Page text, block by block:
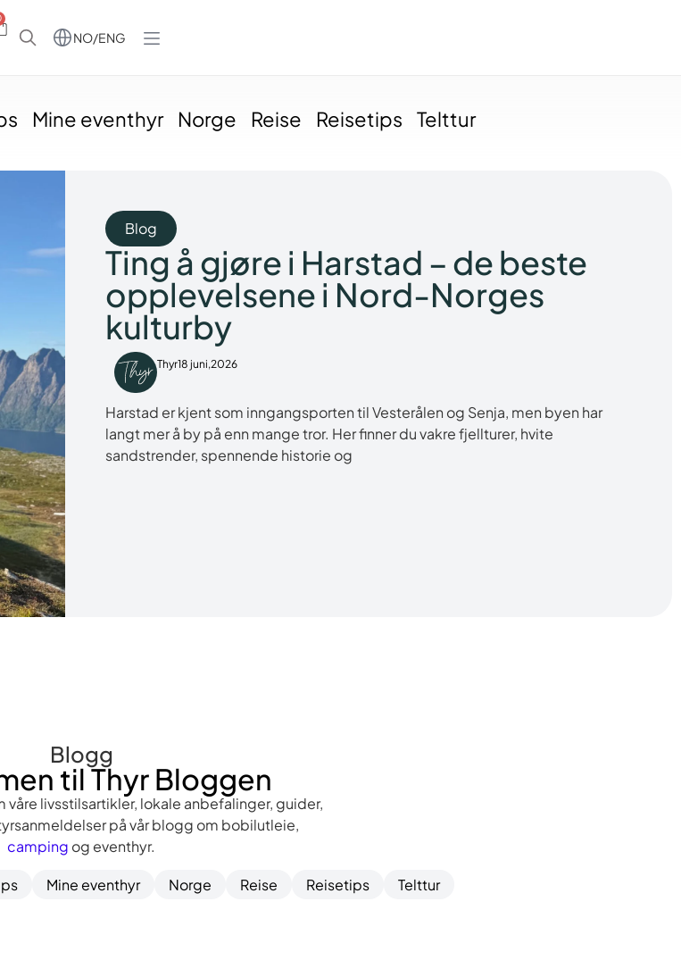
NO/ENG
Mine eventhyr Norge Reise Reisetips Telttur
Blog
Ting å gjøre i Harstad – de beste
opplevelsene i Nord-Norges
kulturby
Thyr18 juni,2026
Harstad er kjent som inngangsporten til Vesterålen og Senja, men byen har
langt mer å by på enn mange tror. Her finner du vakre fjellturer, hvite
sandstrender, spennende historie og
Blogg
til Thyr Bloggen
våre livsstilsartikler, lokale anbefalinger, guider,
på vår blogg om bobilutleie,
camping og eventhyr.
Mine eventhyr Norge Reise Reisetips Telttur